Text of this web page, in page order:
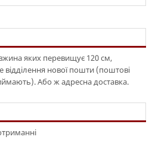
яких перевищує 120 см,
відділення нової пошти (поштові
Або ж адресна доставка.